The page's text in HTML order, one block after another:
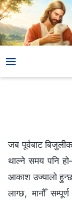
जब पूर्वबाट
थाल्ने समय पनि
आकाश उज्यालो
लाग्छ, मानौँ